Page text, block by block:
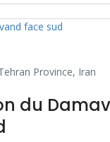
Province, Iran
du